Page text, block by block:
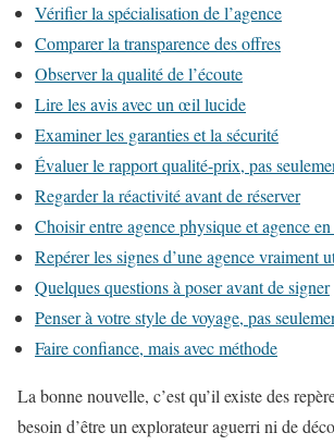
Vérifier la spécialisation de l’agence
Comparer la transparence des offres
Observer la qualité de l’écoute
Lire les avis avec un œil lucide
Examiner les garanties et la sécurité
Évaluer le rapport qualité-prix, pas
Regarder la réactivité avant de réserver
Choisir entre agence physique et agence
Repérer les signes d’une agence vraiment
Quelques questions à poser avant de signer
Penser à votre style de voyage, pas
Faire confiance, mais avec méthode
La bonne nouvelle, c’est qu’il existe des
besoin d’être un explorateur aguerri ni de